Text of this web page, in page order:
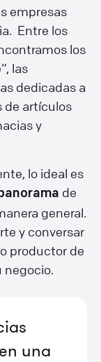
empresas
Entre los
los
las
dedicadas a
de artículos
y
lo ideal es
de
general.
y conversar
productor de
negocio.
una